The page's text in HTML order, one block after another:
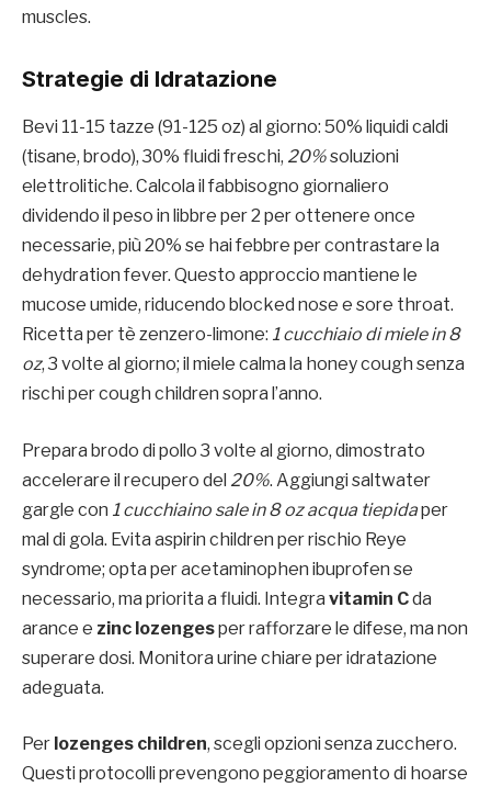
muscles.
Strategie di Idratazione
Bevi 11-15 tazze (91-125 oz) al giorno: 50% liquidi caldi
(tisane, brodo), 30% fluidi freschi, 20%soluzioni
elettrolitiche. Calcola il fabbisogno giornaliero
dividendo il peso in libbre per 2 per ottenere once
necessarie, più 20% se hai febbre per contrastare la
dehydration fever. Questo approccio mantiene le
mucose umide, riducendo blocked nose e sore throat.
Ricetta per tè zenzero-limone: 1 cucchiaio di miele in 8
oz, 3 volte al giorno; il miele calma la honey cough senza
rischi per cough children sopra l’anno.
Prepara brodo di pollo 3 volte al giorno, dimostrato
accelerare il recupero del 20%. Aggiungi saltwater
gargle con 1 cucchiaino sale in 8 oz acqua tiepidaper
mal di gola. Evita aspirin children per rischio Reye
syndrome; opta per acetaminophen ibuprofen se
necessario, ma priorita a fluidi. Integra vitamin Cda
arance e zinc lozengesper rafforzare le difese, ma non
superare dosi. Monitora urine chiare per idratazione
adeguata.
Per lozenges children, scegli opzioni senza zucchero.
Questi protocolli prevengono peggioramento di hoarse